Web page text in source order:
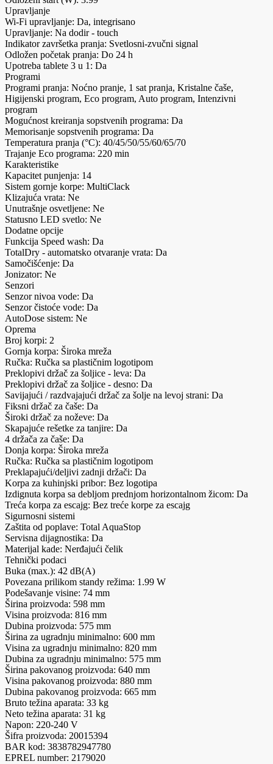
Upravljanje
Wi-Fi upravljanje: Da, integrisano
Upravljanje: Na dodir - touch
Indikator završetka pranja: Svetlosni-zvučni signal
Odložen početak pranja: Do 24 h
Upotreba tablete 3 u 1: Da
Programi
Programi pranja: Noćno pranje, 1 sat pranja, Kristalne čaše,
Higijenski program, Eco program, Auto program, Intenzivni
program
Mogućnost kreiranja sopstvenih programa: Da
Memorisanje sopstvenih programa: Da
Temperatura pranja (°C): 40/45/50/55/60/65/70
Trajanje Eco programa: 220 min
Karakteristike
Kapacitet punjenja: 14
Sistem gornje korpe: MultiClack
Klizajuća vrata: Ne
Unutrašnje osvetljene: Ne
Statusno LED svetlo: Ne
Dodatne opcije
Funkcija Speed wash: Da
TotalDry - automatsko otvaranje vrata: Da
Samočišćenje: Da
Jonizator: Ne
Senzori
Senzor nivoa vode: Da
Senzor čistoće vode: Da
AutoDose sistem: Ne
Oprema
Broj korpi: 2
Gornja korpa: Široka mreža
Ručka: Ručka sa plastičnim logotipom
Preklopivi držač za šoljice - leva: Da
Preklopivi držač za šoljice - desno: Da
Savijajući / razdvajajući držač za šolje na levoj strani: Da
Fiksni držač za čaše: Da
Široki držač za noževe: Da
Skapajuće rešetke za tanjire: Da
4 držača za čaše: Da
Donja korpa: Široka mreža
Ručka: Ručka sa plastičnim logotipom
Preklapajući/deljivi zadnji držači: Da
Korpa za kuhinjski pribor: Bez logotipa
Izdignuta korpa sa debljom prednjom horizontalnom žicom: Da
Treća korpa za escajg: Bez treće korpe za escajg
Sigurnosni sistemi
Zaštita od poplave: Total AquaStop
Servisna dijagnostika: Da
Materijal kade: Nerđajući čelik
Tehnički podaci
Buka (max.): 42 dB(A)
Povezana prilikom standy režima: 1.99 W
Podešavanje visine: 74 mm
Širina proizvoda: 598 mm
Visina proizvoda: 816 mm
Dubina proizvoda: 575 mm
Širina za ugradnju minimalno: 600 mm
Visina za ugradnju minimalno: 820 mm
Dubina za ugradnju minimalno: 575 mm
Širina pakovanog proizvoda: 640 mm
Visina pakovanog proizvoda: 880 mm
Dubina pakovanog proizvoda: 665 mm
Bruto težina aparata: 33 kg
Neto težina aparata: 31 kg
Napon: 220-240 V
Šifra proizvoda: 20015394
BAR kod: 3838782947780
EPREL number: 2179020